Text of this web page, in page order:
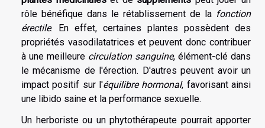
rôle bénéfique dans le rétablissement de la fonction
érectile. En effet, certaines plantes possèdent des
propriétés vasodilatatrices et peuvent donc contribuer
à une meilleure circulation sanguine, élément-clé dans
le mécanisme de l'érection. D'autres peuvent avoir un
impact positif sur l'équilibre hormonal, favorisant ainsi
une libido saine et la performance sexuelle.
Un herboriste ou un phytothérapeute pourrait apporter